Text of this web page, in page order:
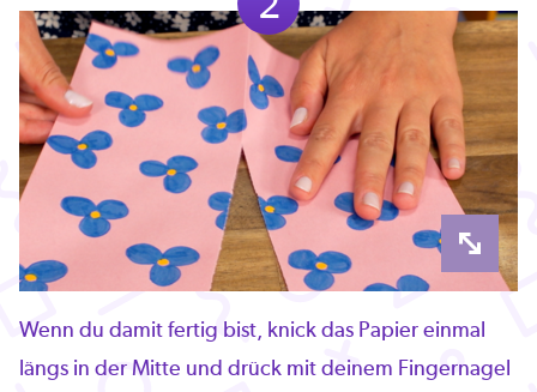
Wenn du damit fertig bist, knick das Papier einmal
längs in der Mitte und drück mit deinem Fingernagel